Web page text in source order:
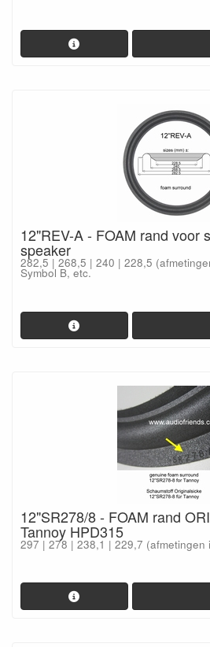
12"REV-A - FOAM rand voor
speaker
282,5 | 268,5 | 240 | 228,5
Symbol B, etc.
12"SR278/8 - FOAM rand
Tannoy HPD315
297 | 278 | 238,1 | 229,7 (afmetingen